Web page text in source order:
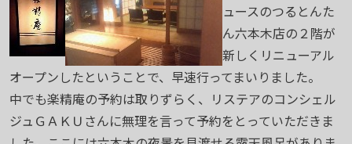
ュースのつるとんた
ん六本木店の２階が
新しくリニューアル
オープンしたということで、早速行ってまいりました。
中でも楽精庵の予約は取りずらく、リステアのコンシェル
ジュＧＡＫＵさんに無理を言って予約をとっていただきま